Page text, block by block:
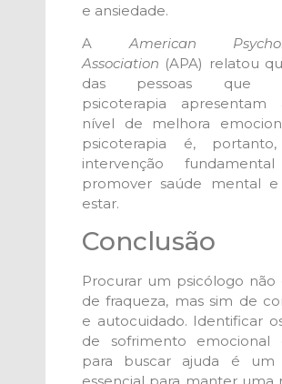
e ansiedade.
AAmerican
Association (APA) relatou
das pessoas que
psicoterapia apresentam
nível de melhora
psicoterapia é,
intervenção
promover saúde mental
estar.
Conclusão
Procurar um psicólogo não
de fraqueza, mas sim de
e autocuidado. Identificar
de sofrimento emocional
para buscar ajuda é um